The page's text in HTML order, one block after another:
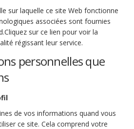
sur laquelle ce site Web fonctionne
associées sont fournies
Cliquez sur ce lien pour voir la
régissant leur service.
personnelles que
de vos informations quand vous
ce site. Cela comprend votre